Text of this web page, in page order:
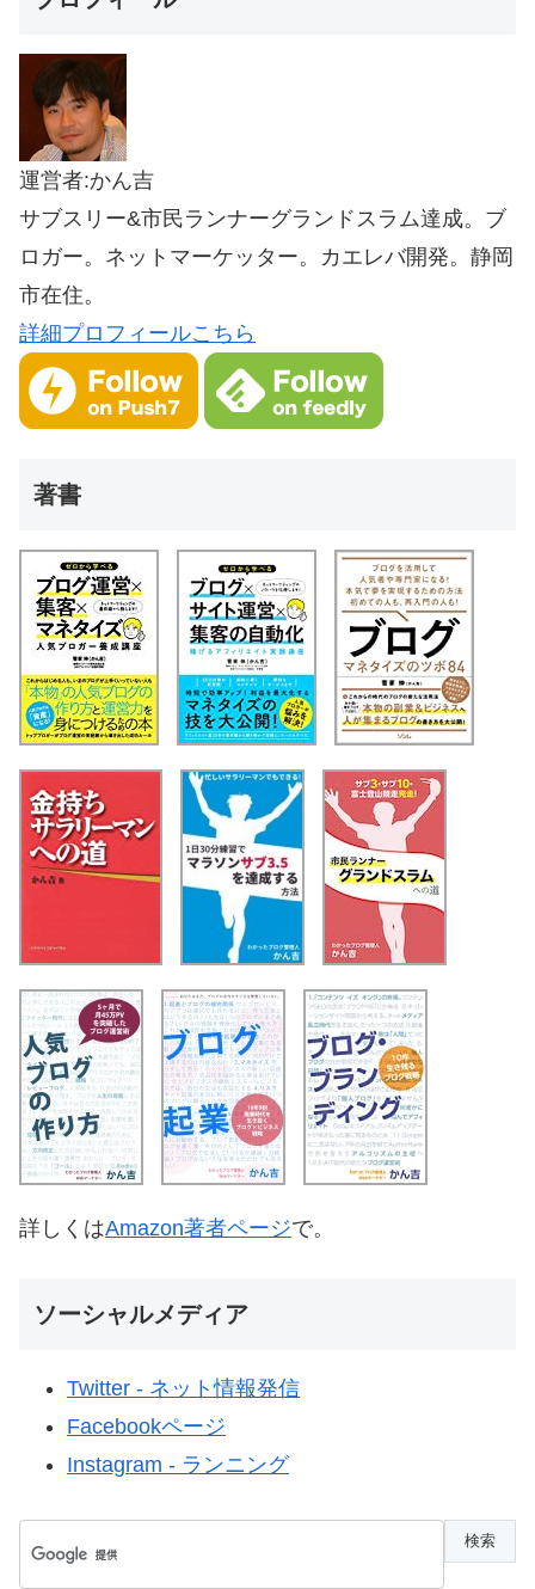
運営者:かん吉
サブスリー&市民ランナーグランドスラム達成。ブ
ロガー。ネットマーケッター。カエレバ開発。静岡
市在住。
詳細プロフィールこちら
著書
詳しくはAmazon著者ページで。
ソーシャルメディア
Twitter - ネット情報発信
Facebookページ
Instagram - ランニング